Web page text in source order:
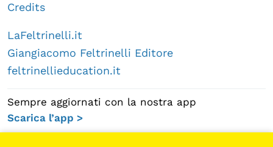
Credits
LaFeltrinelli.it
Giangiacomo Feltrinelli Editore
feltrinellieducation.it
Sempre aggiornati con la nostra app
Scarica l’app >